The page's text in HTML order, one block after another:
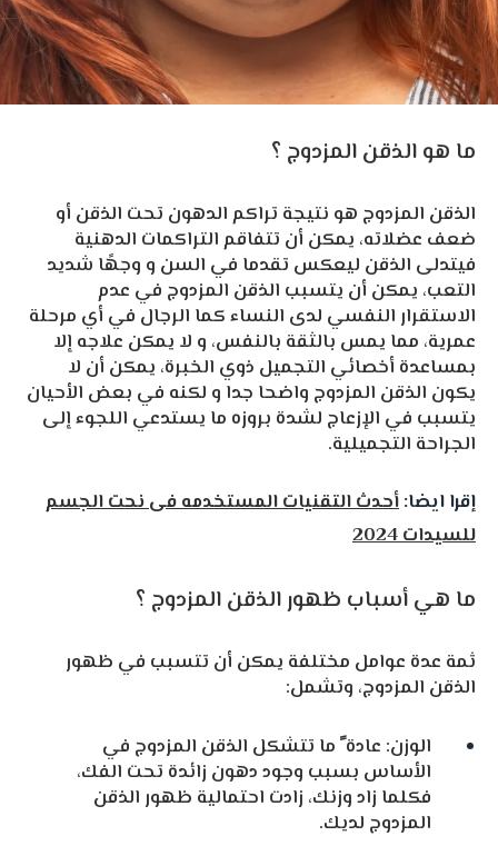
ما هو الذقن المزدوج ؟
الذقن المزدوج هو نتيجة تراكم الدهون تحت الذقن أو
ضعف عضلاته، يمكن أن تتفاقم التراكمات الدهنية
فيتدلى الذقن ليعكس تقدما في السن و وجهًا شديد
التعب، يمكن أن يتسبب الذقن المزدوج في عدم
الاستقرار النفسي لدى النساء كما الرجال في أي مرحلة
عمرية، مما يمس بالثقة بالنفس، و لا يمكن علاجه إلا
بمساعدة أخصائي التجميل ذوي الخبرة، يمكن أن لا
يكون الذقن المزدوج واضحا جدا و لكنه في بعض الأحيان
يتسبب في الإزعاج لشدة بروزه ما يستدعي اللجوء إلى
الجراحة التجميلية.
إقرا ايضا:أحدث التقنيات المستخدمه فى نحت الجسم
للسيدات 2024
ما هي أسباب ظهور الذقن المزدوج ؟
ثمة عدة عوامل مختلفة يمكن أن تتسبب في ظهور
الذقن المزدوج، وتشمل:
الوزن: عادة ً ما تتشكل الذقن المزدوج في
الأساس بسبب وجود دهون زائدة تحت الفك،
فكلما زاد وزنك، زادت احتمالية ظهور الذقن
المزدوج لديك.